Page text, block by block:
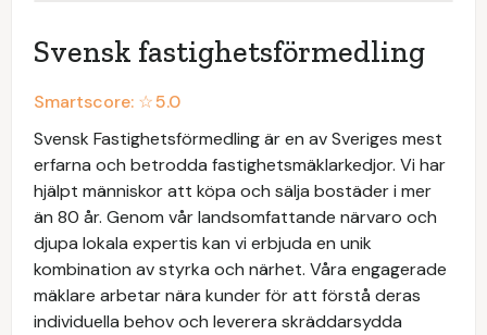
Svensk fastighetsförmedling
Smartscore: ☆5.0
Svensk Fastighetsförmedling är en av Sveriges mest
erfarna och betrodda fastighetsmäklarkedjor. Vi har
hjälpt människor att köpa och sälja bostäder i mer
än 80 år. Genom vår landsomfattande närvaro och
djupa lokala expertis kan vi erbjuda en unik
kombination av styrka och närhet. Våra engagerade
mäklare arbetar nära kunder för att förstå deras
individuella behov och leverera skräddarsydda